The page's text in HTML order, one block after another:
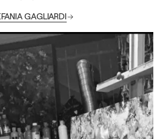
GAGLIARDI